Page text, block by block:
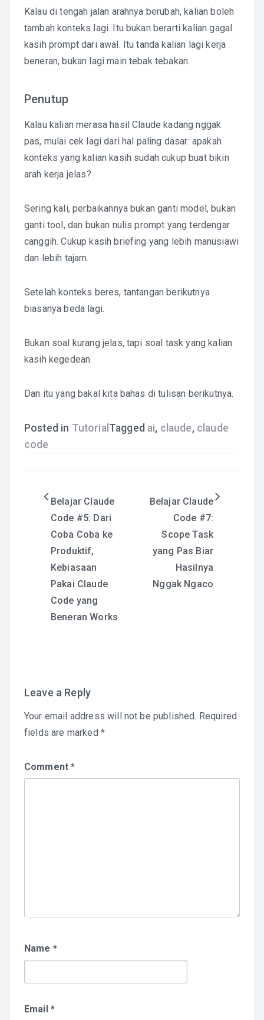
Kalau di tengah jalan arahnya berubah, kalian boleh
tambah konteks lagi. Itu bukan berarti kalian gagal
kasih prompt dari awal. Itu tanda kalian lagi kerja
beneran, bukan lagi main tebak tebakan.
Penutup
Kalau kalian merasa hasil Claude kadang nggak
pas, mulai cek lagi dari hal paling dasar: apakah
konteks yang kalian kasih sudah cukup buat bikin
arah kerja jelas?
Sering kali, perbaikannya bukan ganti model, bukan
ganti tool, dan bukan nulis prompt yang terdengar
canggih. Cukup kasih briefing yang lebih manusiawi
dan lebih tajam.
Setelah konteks beres, tantangan berikutnya
biasanya beda lagi.
Bukan soal kurang jelas, tapi soal task yang kalian
kasih kegedean.
Dan itu yang bakal kita bahas di tulisan berikutnya.
Posted in Tutorial Tagged ai, claude, claude
code
Post
navigation
Belajar Claude
Code #5: Dari
Coba Coba ke
Produktif,
Kebiasaan
Pakai Claude
Code yang
Beneran Works
Belajar Claude
Code #7:
Scope Task
yang Pas Biar
Hasilnya
Nggak Ngaco
Leave a Reply
Your email address will not be published. Required
fields are marked *
Comment*
Name *
Email *